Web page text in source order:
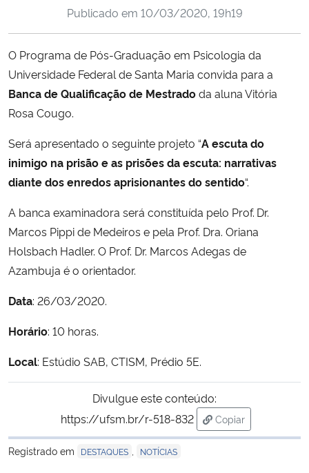
Ministério da Cidadania
Ministério da Ciência, Tecnologia, Inovações e Comunicações
Ministério do Meio Ambiente
Ministério do Desenvolvimento Regional
Controladoria-Geral da União
Ministério da Mulher, da Família e dos Direitos Humanos
Gabinete de Segurança Institucional
Advocacia-Geral da União
Publicado em 10/03/2020, 19h19
O Programa de Pós-Graduação em Psicologia da
Universidade Federal de Santa Maria convida para a
Banca de Qualificaçãode Mestradoda aluna Vitória
Rosa Cougo.
Será apresentado o seguinte projeto “A escuta do
inimigo na prisão e as prisões da escuta: narrativas
diante dos enredos aprisionantes do sentido“.
A banca examinadora será constituída pelo Prof. Dr.
Marcos Pippi de Medeiros e pela Prof. Dra. Oriana
Holsbach Hadler. O Prof. Dr. Marcos Adegas de
Azambuja é o orientador.
Data: 26/03/2020.
Horário: 10 horas.
Local: Estúdio SAB, CTISM, Prédio 5E.
Divulgue este conteúdo:
https://ufsm.br/r-518-832
Copiar
para área de
Registrado em
DESTAQUES NOTÍCIAS